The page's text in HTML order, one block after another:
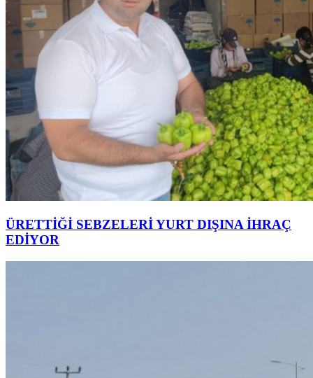
ÜRETTİĞİ SEBZELERİ YURT DIŞINA İHRAÇ
EDİYOR